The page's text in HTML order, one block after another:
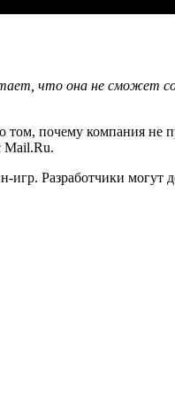
что она не сможет
почему компания не
Mail.Ru.
Разработчики могут